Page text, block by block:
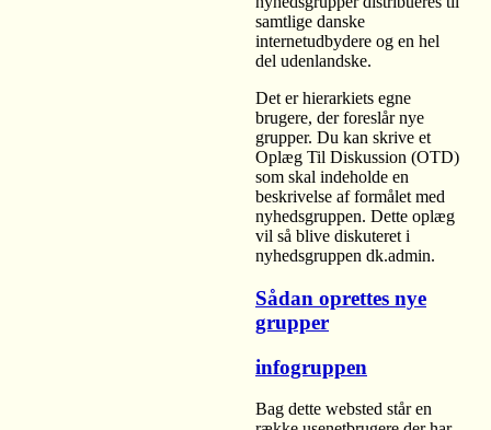
samtlige danske
internetudbydere og en hel
del udenlandske.
Det er hierarkiets egne
brugere, der foreslår nye
grupper. Du kan skrive et
Oplæg Til Diskussion (OTD)
som skal indeholde en
beskrivelse af formålet med
nyhedsgruppen. Dette oplæg
vil så blive diskuteret i
nyhedsgruppen dk.admin.
Sådan oprettes nye
grupper
infogruppen
Bag dette websted står en